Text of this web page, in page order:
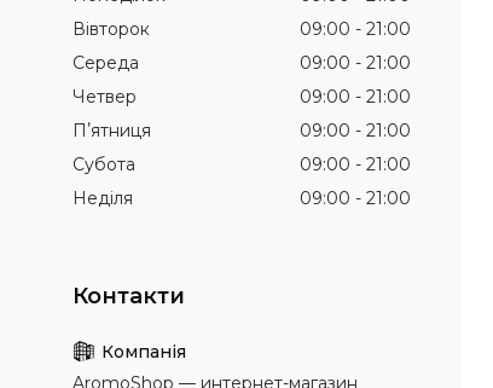
Вівторок
09:00
21:00
Середа
09:00
21:00
Четвер
09:00
21:00
Пʼятниця
09:00
21:00
Субота
09:00
21:00
Неділя
09:00 21:00
AromoShop — интернет-магазин